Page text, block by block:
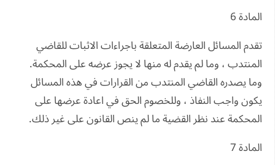
المادة 6
تقدم المسائل العارضة المتعلقة باجراءات الاثبات للقاضي
المنتدب ، وما لم يقدم له منها لا يجوز عرضه على المحكمة.
وما يصدره القاضي المنتدب من القرارات في هذه المسائل
يكون واجب النفاذ ، وللخصوم الحق في اعادة عرضها على
المحكمة عند نظر القضية ما لم ينص القانون على غير ذلك.
المادة 7